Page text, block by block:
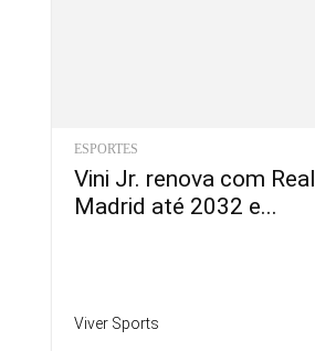
ESPORTES
Vini Jr. renova com Real
Madrid até 2032 e...
Viver Sports